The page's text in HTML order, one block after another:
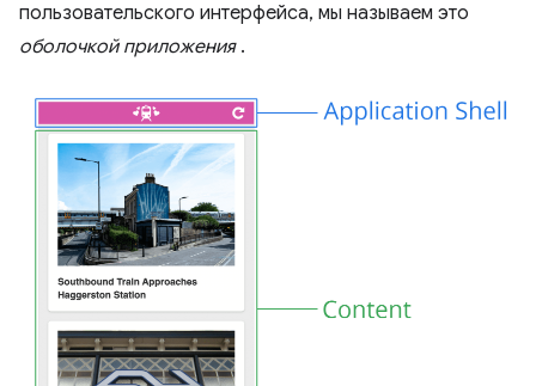
пользовательского интерфейса, мы называем это
оболочкой приложения.